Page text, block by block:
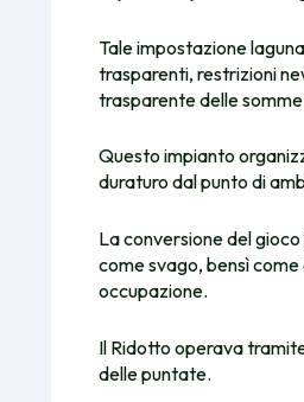
Tale impostazione
trasparenti, restrizioni
trasparente delle
Questo impianto
duraturo dal punto di
La conversione del
come svago, bensì
occupazione.
Il Ridotto operava
delle puntate.